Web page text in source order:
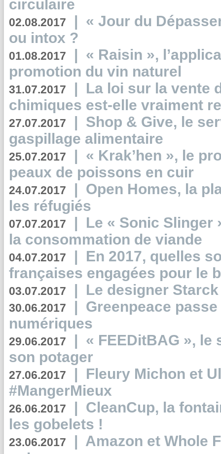
circulaire
02.08.2017 | « Jour du
ou intox ?
01.08.2017 | « Raisin »,
promotion du vin naturel
31.07.2017 | La loi sur la vente
chimiques est-elle vraiment
27.07.2017 | Shop & Give, le
gaspillage alimentaire
25.07.2017 | « Krak’hen », le
peaux de poissons en cuir
24.07.2017 | Open Homes, la
les réfugiés
07.07.2017 | Le « Sonic Slinger
la consommation de viande
04.07.2017 | En 2017, quelles
françaises engagées pour le
03.07.2017 | Le designer
30.06.2017 | Greenpeace
numériques
29.06.2017 | « FEEDitBAG », le
son potager
27.06.2017 | Fleury Michon et
#MangerMieux
26.06.2017 | CleanCup, la
les gobelets !
23.06.2017 | Amazon et Whole